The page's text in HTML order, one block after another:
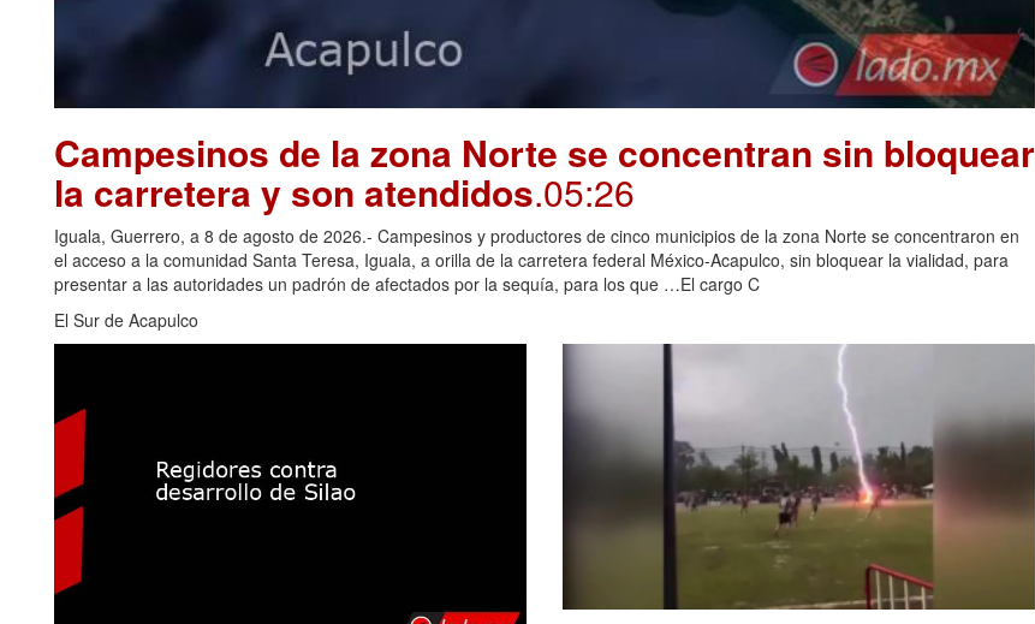
Campesinos de la zona Norte se concentran sin bloquear
la carretera y son atendidos.05:26
Iguala, Guerrero, a 8 de agosto de 2026.- Campesinos y productores de cinco municipios de la zona Norte se concentraron en
el acceso a la comunidad Santa Teresa, Iguala, a orilla de la carretera federal México-Acapulco, sin bloquear la vialidad, para
presentar a las autoridades un padrón de afectados por la sequía, para los que …El cargo C
El Sur de Acapulco